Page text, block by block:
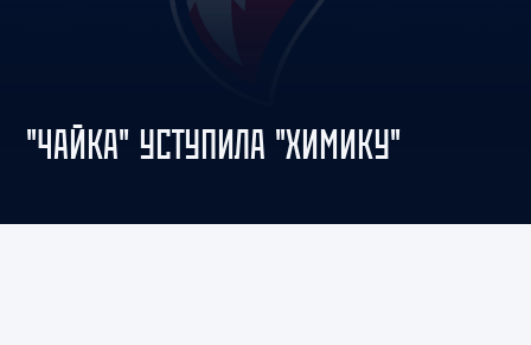
"ЧАЙКА" УСТУПИЛА "ХИМИКУ"